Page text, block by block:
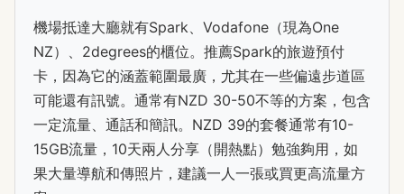
機場抵達大廳就有Spark、Vodafone（現為One
NZ）、2degrees的櫃位。推薦Spark的旅遊預付
卡，因為它的涵蓋範圍最廣，尤其在一些偏遠步道區
可能還有訊號。通常有NZD 30-50不等的方案，包含
一定流量、通話和簡訊。NZD 39的套餐通常有10-
15GB流量，10天兩人分享（開熱點）勉強夠用，如
果大量導航和傳照片，建議一人一張或買更高流量方